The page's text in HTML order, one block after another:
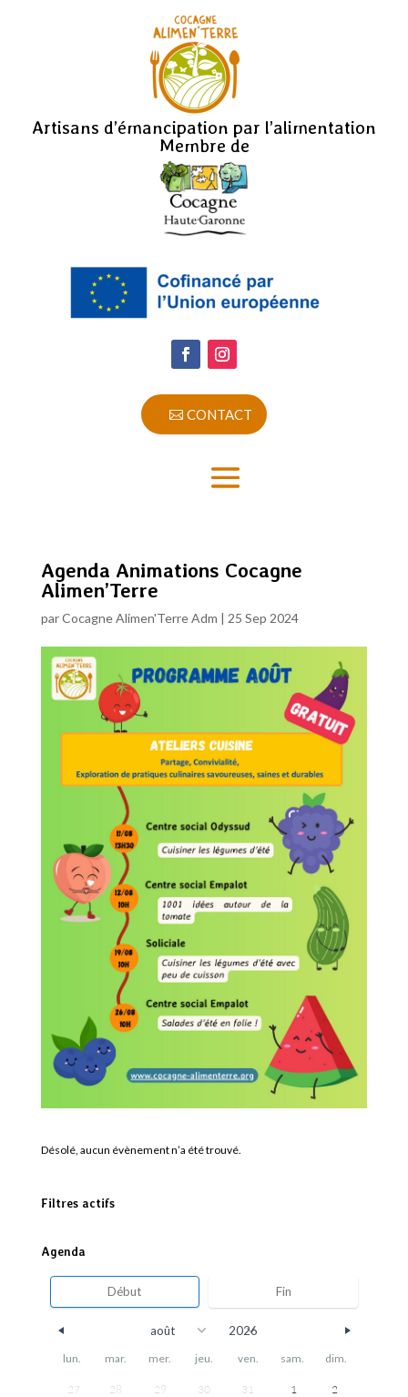
Artisans d’émancipation par l’alimentation
Membre de
CONTACT
Agenda Animations Cocagne
Alimen’Terre
parCocagne Alimen'Terre Adm | 25 Sep 2024
Désolé, aucun évènement n’a été trouvé.
Filtres actifs
Agenda
lun. mar. mer. jeu. ven. sam. dim.
27 28 29 30 31 1 2